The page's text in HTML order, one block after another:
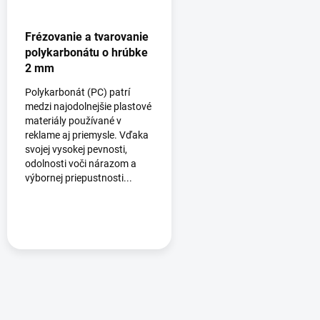
Frézovanie a tvarovanie
polykarbonátu o hrúbke
2 mm
Polykarbonát (PC) patrí
medzi najodolnejšie plastové
materiály používané v
reklame aj priemysle. Vďaka
svojej vysokej pevnosti,
odolnosti voči nárazom a
výbornej priepustnosti...